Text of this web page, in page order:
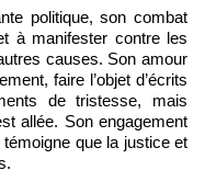
politique, son combat
à manifester contre les
causes. Son amour
faire l’objet d’écrits
de tristesse, mais
allée. Son engagement
que la justice et